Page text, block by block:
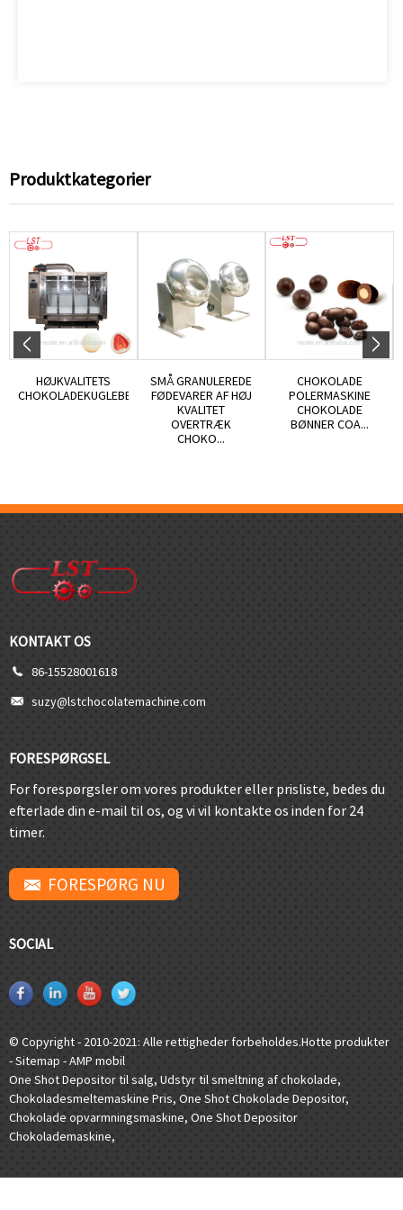
Produktkategorier
HØJKVALITETS
CHOKOLADEKUGLEBELÆGNINGSMASKINE...
SMÅ GRANULEREDE
FØDEVARER AF HØJ
KVALITET
OVERTRÆK
CHOKO...
CHOKOLADE
POLERMASKINE
CHOKOLADE
BØNNER COA...
KONTAKT OS
86-15528001618
suzy@lstchocolatemachine.com
FORESPØRGSEL
For forespørgsler om vores produkter eller prisliste, bedes du
efterlade din e-mail til os, og vi vil kontakte os inden for 24
timer.
FORESPØRG NU
SOCIAL
© Copyright - 2010-2021: Alle rettigheder forbeholdes.Hotte produkter
-Sitemap -AMP mobil
One Shot Depositor til salg, Udstyr til smeltning af chokolade,
Chokoladesmeltemaskine Pris, One Shot Chokolade Depositor,
Chokolade opvarmningsmaskine, One Shot Depositor
Chokolademaskine,